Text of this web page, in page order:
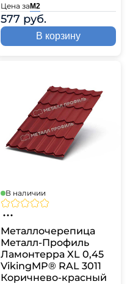
Цена заМ2
577 руб.
В корзину
В наличии
Металлочерепица
Металл-Профиль
Ламонтерра XL 0,45
VikingMP® RAL 3011
Коричнево-красный